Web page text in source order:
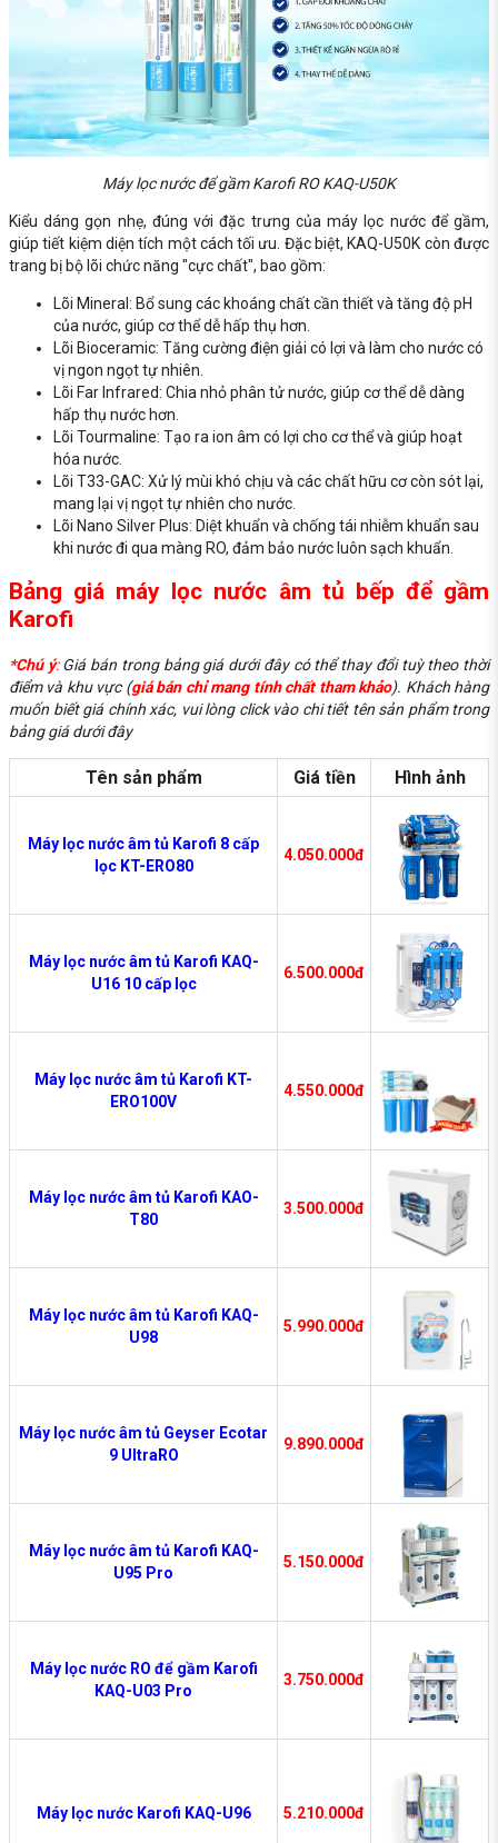
Máy lọc nước để gầm Karofi RO KAQ-U50K
Kiểu dáng gọn nhẹ, đúng với đặc trưng của máy lọc nước để gầm,
giúp tiết kiệm diện tích một cách tối ưu. Đặc biệt, KAQ-U50K còn được
trang bị bộ lõi chức năng "cực chất", bao gồm:
Lõi Mineral: Bổ sung các khoáng chất cần thiết và tăng độ pH
của nước, giúp cơ thể dễ hấp thụ hơn.
Lõi Bioceramic: Tăng cường điện giải có lợi và làm cho nước có
vị ngon ngọt tự nhiên.
Lõi Far Infrared: Chia nhỏ phân tử nước, giúp cơ thể dễ dàng
hấp thụ nước hơn.
Lõi Tourmaline: Tạo ra ion âm có lợi cho cơ thể và giúp hoạt
hóa nước.
Lõi T33-GAC: Xử lý mùi khó chịu và các chất hữu cơ còn sót lại,
mang lại vị ngọt tự nhiên cho nước.
Lõi Nano Silver Plus: Diệt khuẩn và chống tái nhiễm khuẩn sau
khi nước đi qua màng RO, đảm bảo nước luôn sạch khuẩn.
Bảng giá máy lọc nước âm tủ bếp để gầm
Karofi
*Chú ý:Giá bán trong bảng giá dưới đây có thể thay đổi tuỳ theo thời
điểm và khu vực (giá bán chỉ mang tính chất tham khảo). Khách hàng
muốn biết giá chính xác, vui lòng click vào chi tiết tên sản phẩm trong
bảng giá dưới đây
Tên sản phẩm Giá tiền Hình ảnh
Máy lọc nước âm tủ Karofi 8 cấp
lọc KT-ERO80
4.050.000đ
Máy lọc nước âm tủ Karofi KAQ-
U16 10 cấp lọc
6.500.000đ
Máy lọc nước âm tủ Karofi KT-
ERO100V
4.550.000đ
Máy lọc nước âm tủ Karofi KAO-
T80
3.500.000đ
Máy lọc nước âm tủ Karofi KAQ-
U98
5.990.000đ
Máy lọc nước âm tủ Geyser Ecotar
9 UltraRO
9.890.000đ
Máy lọc nước âm tủ Karofi KAQ-
U95 Pro
5.150.000đ
Máy lọc nước RO để gầm Karofi
KAQ-U03 Pro
3.750.000đ
Máy lọc nước Karofi KAQ-U96 5.210.000đ